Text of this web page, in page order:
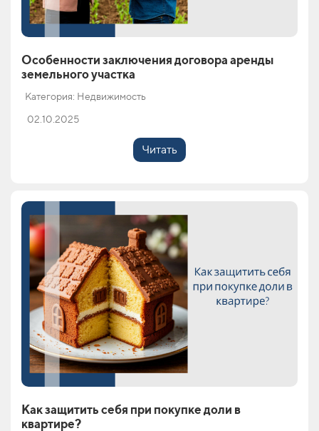
Особенности заключения договора аренды
земельного участка
Категория: Недвижимость
02.10.2025
Читать
Как защитить себя при покупке доли в
квартире?